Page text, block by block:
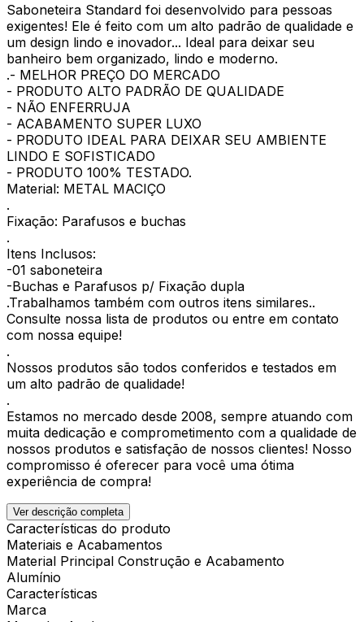
Saboneteira Standard foi desenvolvido para pessoas
exigentes! Ele é feito com um alto padrão de qualidade e
um design lindo e inovador... Ideal para deixar seu
banheiro bem organizado, lindo e moderno.
.- MELHOR PREÇO DO MERCADO
- PRODUTO ALTO PADRÃO DE QUALIDADE
- NÃO ENFERRUJA
- ACABAMENTO SUPER LUXO
- PRODUTO IDEAL PARA DEIXAR SEU AMBIENTE
LINDO E SOFISTICADO
- PRODUTO 100% TESTADO.
Material: METAL MACIÇO
.
Fixação: Parafusos e buchas
.
Itens Inclusos:
-01 saboneteira
-Buchas e Parafusos p/ Fixação dupla
.Trabalhamos também com outros itens similares..
Consulte nossa lista de produtos ou entre em contato
com nossa equipe!
.
Nossos produtos são todos conferidos e testados em
um alto padrão de qualidade!
.
Estamos no mercado desde 2008, sempre atuando com
muita dedicação e comprometimento com a qualidade de
nossos produtos e satisfação de nossos clientes! Nosso
compromisso é oferecer para você uma ótima
experiência de compra!
Ver descrição completa
Características do produto
Materiais e Acabamentos
Material Principal Construção e Acabamento
Alumínio
Características
Marca